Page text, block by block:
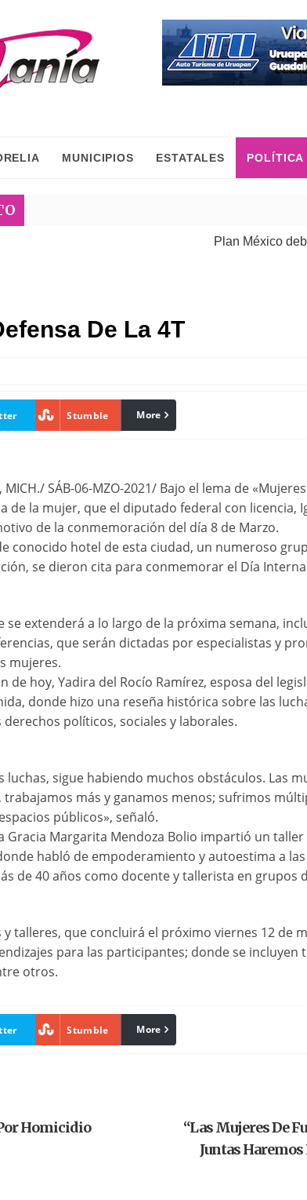
MUNICIPIOS ESTATALES POLÍTICA
Plan México debe
De La 4T
Stumble linkedin
More
MICH./ SÁB-06-MZO-2021/ Bajo el lema de
de la mujer, que el diputado federal con licencia,
de la conmemoración del día 8 de Marzo.
conocido hotel de esta ciudad, un numeroso
se dieron cita para conmemorar el Día
se extenderá a lo largo de la próxima semana,
que serán dictadas por especialistas y
mujeres.
de hoy, Yadira del Rocío Ramírez, esposa del
donde hizo una reseña histórica sobre las
políticos, sociales y laborales.
luchas, sigue habiendo muchos obstáculos. Las
más y ganamos menos; sufrimos
públicos», señaló.
Gracia Margarita Mendoza Bolio impartió un
habló de empoderamiento y autoestima a
de 40 años como docente y tallerista en grupos
y talleres, que concluirá el próximo viernes 12 de
para las participantes; donde se incluyen
otros.
Stumble linkedin
More
Homicidio
“Las Mujeres De
Juntas